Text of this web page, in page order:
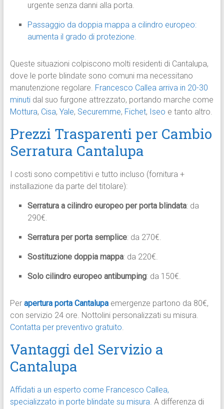
urgente senza danni alla porta.
Passaggio da doppia mappa a cilindro europeo:
aumenta il grado di protezione.
Queste situazioni colpiscono molti residenti di Cantalupa,
dove le porte blindate sono comuni ma necessitano
manutenzione regolare. Francesco Callea arriva in 20-30
minutidal suo furgone attrezzato, portando marche come
Mottura, Cisa, Yale, Securemme, Fichet, Iseo e tanto altro.
Prezzi Trasparenti per Cambio
Serratura Cantalupa
I costi sono competitivi e tutto incluso (fornitura +
installazione da parte del titolare):
Serratura a cilindro europeo per porta blindata: da
290€.
Serratura per porta semplice: da 270€.
Sostituzione doppia mappa: da 220€.
Solo cilindro europeo antibumping: da 150€.
Per apertura porta Cantalupaemergenze partono da 80€,
con servizio 24 ore. Nottolini personalizzati su misura.
Contatta per preventivo gratuito.
Vantaggi del Servizio a
Cantalupa
Affidati a un esperto come Francesco Callea,
specializzato in porte blindate su misura. A differenza di